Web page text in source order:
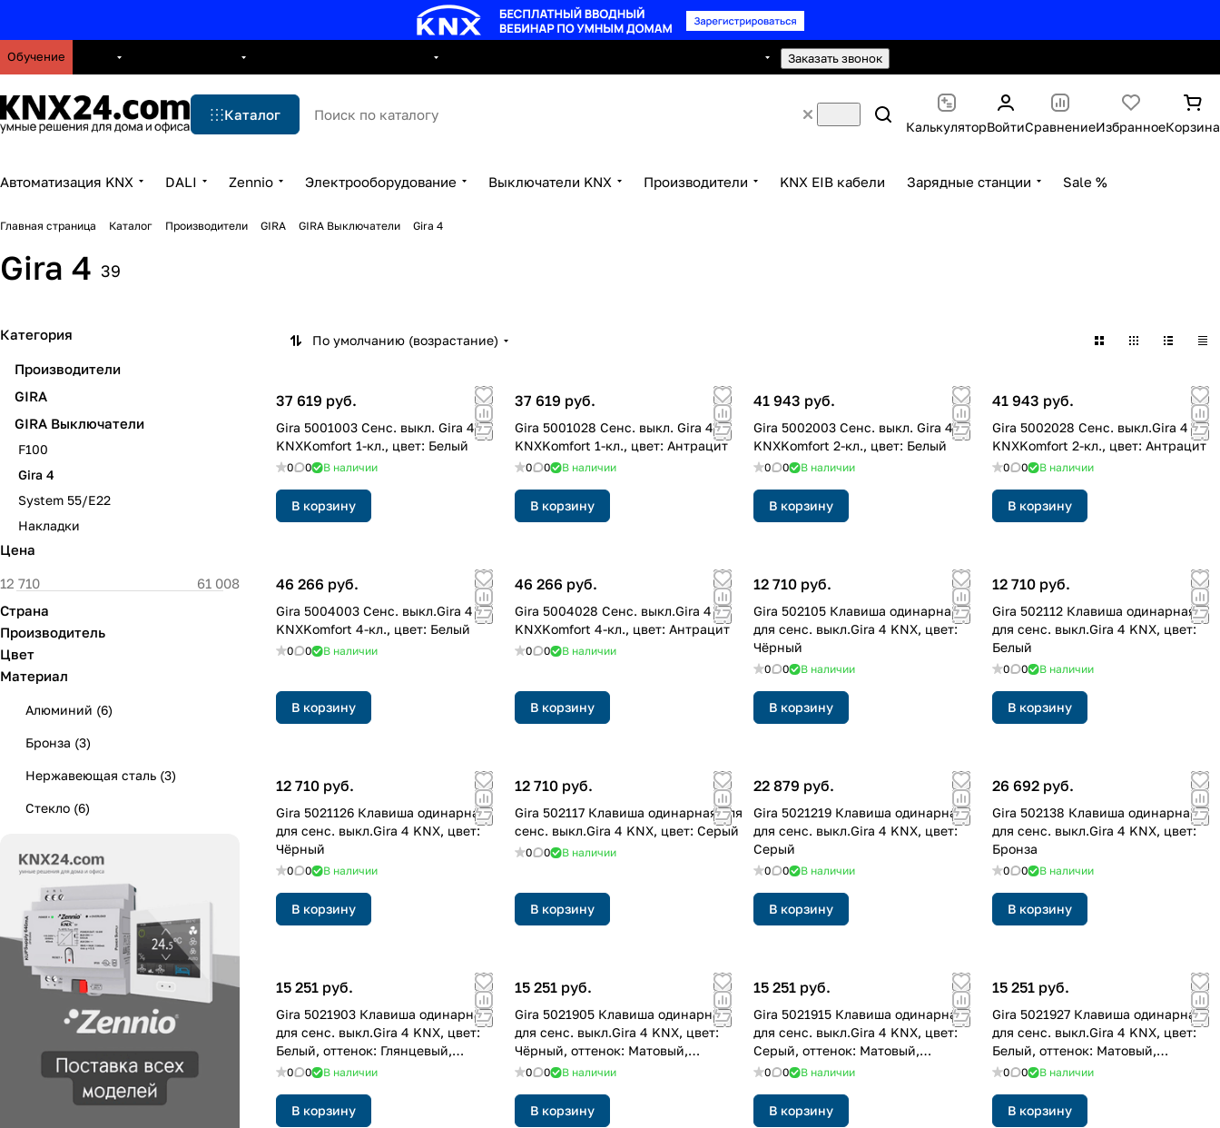
Обучение Заказать звонок
Каталог
КалькуляторВойтиСравнениеИзбранноеКорзина
Автоматизация KNX DALI Zennio Электрооборудование Выключатели KNX Производители KNX EIB кабели Зарядные станции Sale %
Главная страница Каталог Производители GIRA GIRA Выключатели Gira 4
Gira 4 39
По умолчанию (возрастание)
37 619 руб.
Gira 5001003 Cенс. выкл. Gira 4
KNXKomfort 1-кл., цвет: Белый
0 0 В наличии
В корзину
37 619 руб.
Gira 5001028 Cенс. выкл. Gira 4
KNXKomfort 1-кл., цвет: Антрацит
0 0 В наличии
В корзину
41 943 руб.
Gira 5002003 Cенс. выкл. Gira 4
KNXKomfort 2-кл., цвет: Белый
0 0 В наличии
В корзину
41 943 руб.
Gira 5002028 Cенс. выкл.Gira 4
KNXKomfort 2-кл., цвет: Антрацит
0 0 В наличии
В корзину
46 266 руб.
Gira 5004003 Cенс. выкл.Gira 4
KNXKomfort 4-кл., цвет: Белый
0 0 В наличии
В корзину
46 266 руб.
Gira 5004028 Cенс. выкл.Gira 4
KNXKomfort 4-кл., цвет: Антрацит
0 0 В наличии
В корзину
12 710 руб.
Gira 502105 Клавиша одинарная
для сенс. выкл.Gira 4 KNX, цвет:
Чёрный
0 0 В наличии
В корзину
12 710 руб.
Gira 502112 Клавиша одинарная
для сенс. выкл.Gira 4 KNX, цвет:
Белый
0 0 В наличии
В корзину
12 710 руб.
Gira 5021126 Клавиша одинарная
для сенс. выкл.Gira 4 KNX, цвет:
Чёрный
0 0 В наличии
В корзину
12 710 руб.
Gira 502117 Клавиша одинарная для
сенс. выкл.Gira 4 KNX, цвет: Серый
0 0 В наличии
В корзину
22 879 руб.
Gira 5021219 Клавиша одинарная
для сенс. выкл.Gira 4 KNX, цвет:
Серый
0 0 В наличии
В корзину
26 692 руб.
Gira 502138 Клавиша одинарная
для сенс. выкл.Gira 4 KNX, цвет:
Бронза
0 0 В наличии
В корзину
15 251 руб.
Gira 5021903 Клавиша одинарная
для сенс. выкл.Gira 4 KNX, цвет:
Белый, оттенок: Глянцевый,
лакированный
0 0 В наличии
В корзину
15 251 руб.
Gira 5021905 Клавиша одинарная
для сенс. выкл.Gira 4 KNX, цвет:
Чёрный, оттенок: Матовый,
лакированный
0 0 В наличии
В корзину
15 251 руб.
Gira 5021915 Клавиша одинарная
для сенс. выкл.Gira 4 KNX, цвет:
Серый, оттенок: Матовый,
лакированный
0 0 В наличии
В корзину
15 251 руб.
Gira 5021927 Клавиша одинарная
для сенс. выкл.Gira 4 KNX, цвет:
Белый, оттенок: Матовый,
лакированный
0 0 В наличии
В корзину
Категория
Производители
GIRA
GIRA Выключатели
F100
Gira 4
System 55/E22
Накладки
Цена
Страна
Производитель
Цвет
Материал
Алюминий (6)
Бронза (3)
Нержавеющая сталь (3)
Стекло (6)